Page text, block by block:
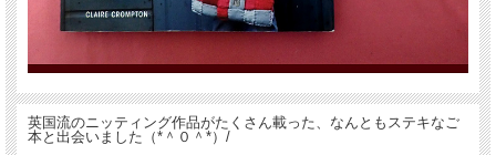
英国流のニッティング作品がたくさん載った、なんともステキなご
本と出会いました（*＾０＾*）/